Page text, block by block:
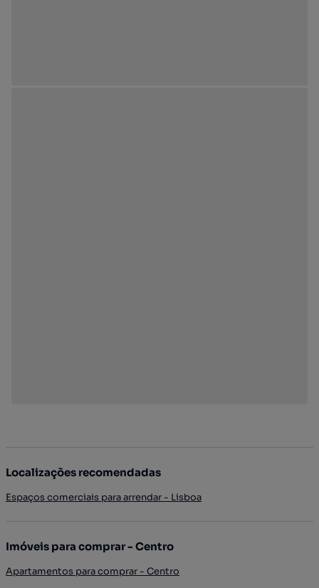
Localizações recomendadas
Espaços comerciais para arrendar - Lisboa
Imóveis para comprar - Centro
Apartamentos para comprar - Centro